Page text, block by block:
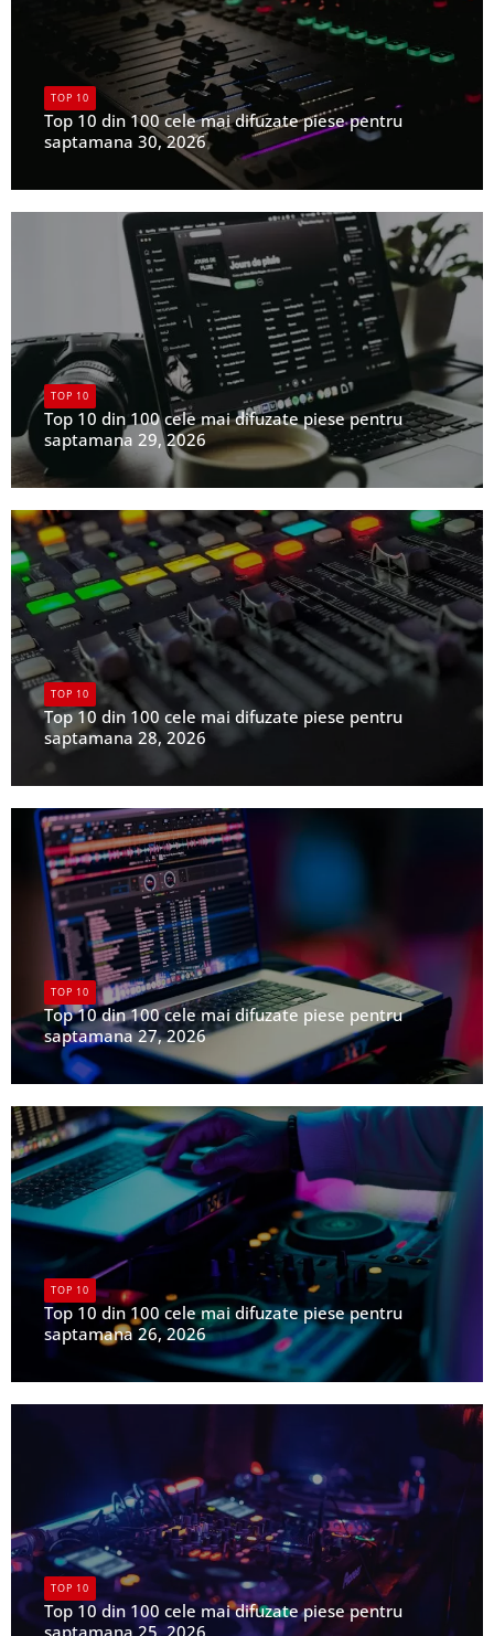
TOP 10
Top 10 din 100 cele mai difuzate piese pentru
saptamana 30, 2026
TOP 10
Top 10 din 100 cele mai difuzate piese pentru
saptamana 29, 2026
TOP 10
Top 10 din 100 cele mai difuzate piese pentru
saptamana 28, 2026
TOP 10
Top 10 din 100 cele mai difuzate piese pentru
saptamana 27, 2026
UPFR
TOP 10
Top 10 din 100 cele mai difuzate piese pentru
saptamana 26, 2026
TOP 10
Top 10 din 100 cele mai difuzate piese pentru